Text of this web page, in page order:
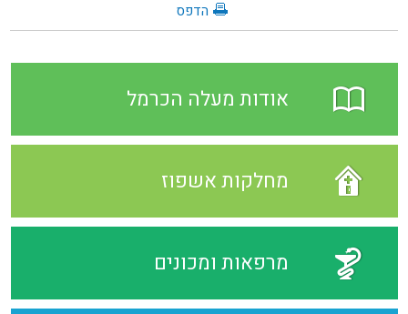
הדפס
אודות מעלה הכרמל
מחלקות אשפוז
מרפאות ומכונים